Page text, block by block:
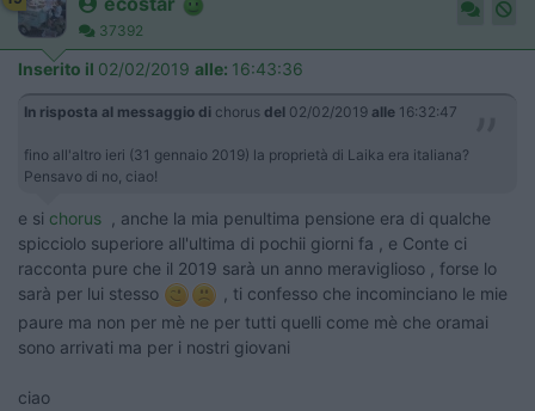
37392
Inserito il 02/02/2019 alle: 16:43:36
In risposta al messaggio di chorus del 02/02/2019 alle 16:32:47
fino all'altro ieri (31 gennaio 2019) la proprietà di Laika era italiana?
Pensavo di no, ciao!
e si chorus
, anche la mia penultima pensione era di qualche
spicciolo superiore all'ultima di pochii giorni fa , e Conte ci
racconta pure che il 2019 sarà un anno meraviglioso , forse lo
sarà per lui stesso
, ti confesso che incominciano le mie
paure ma non per mè ne per tutti quelli come mè che oramai
sono arrivati ma per i nostri giovani
ciao